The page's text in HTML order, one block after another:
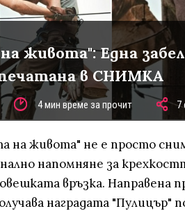
живота": Една
в СНИМКА
4 мин време за прочит 7
на живота" не е просто
напомняне за
връзка. Направена
наградата "Пулицър"